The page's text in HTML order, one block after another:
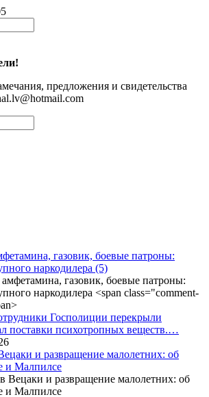
предложения и свидетельства
газовик, боевые патроны:
наркодилера (5)
Госполиции перекрыли
поставки психотропных веществ.…
и развращение малолетних: об
и Малпилсе